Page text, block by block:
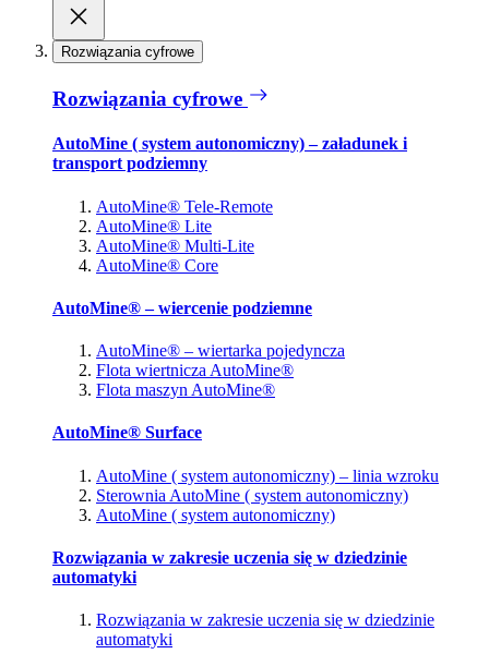
Rozwiązania cyfrowe
Rozwiązania cyfrowe
AutoMine ( system autonomiczny) – załadunek i
transport podziemny
AutoMine® Tele-Remote
AutoMine® Lite
AutoMine® Multi-Lite
AutoMine® Core
AutoMine® – wiercenie podziemne
AutoMine® – wiertarka pojedyncza
Flota wiertnicza AutoMine®
Flota maszyn AutoMine®
AutoMine® Surface
AutoMine ( system autonomiczny) – linia wzroku
Sterownia AutoMine ( system autonomiczny)
AutoMine ( system autonomiczny)
Rozwiązania w zakresie uczenia się w dziedzinie
automatyki
Rozwiązania w zakresie uczenia się w dziedzinie
automatyki